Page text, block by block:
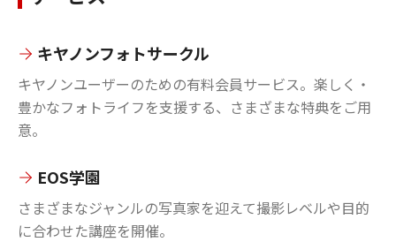
キヤノンフォトサークル
キヤノンユーザーのための有料会員サービス。楽しく・
豊かなフォトライフを支援する、さまざまな特典をご用
意。
EOS学園
さまざまなジャンルの写真家を迎えて撮影レベルや目的
に合わせた講座を開催。